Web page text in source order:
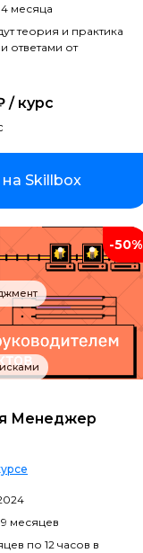
Engine
4 месяца
теория и практика
ответами от
/ курс
на Skillbox
-50%
Менеджер
9 месяцев
по 12 часов в